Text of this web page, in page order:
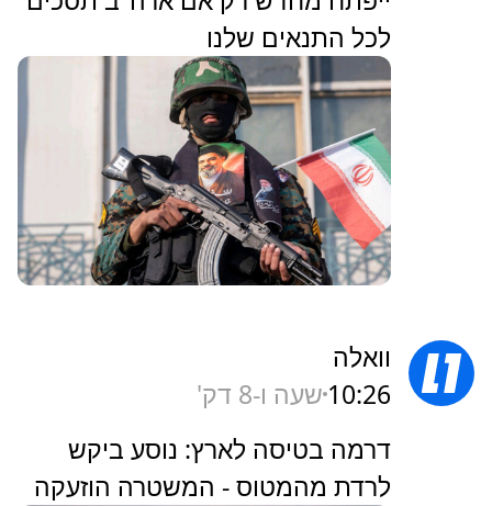
לכל התנאים שלנו
וואלה
10:26 שעה ו-8 דק'
דרמה בטיסה לארץ: נוסע ביקש
לרדת מהמטוס - המשטרה הוזעקה